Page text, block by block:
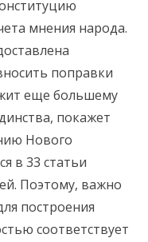
мнения народа.
поправки
еще большему
покажет
Нового
в 33 статьи
Поэтому, важно
построения
соответствует